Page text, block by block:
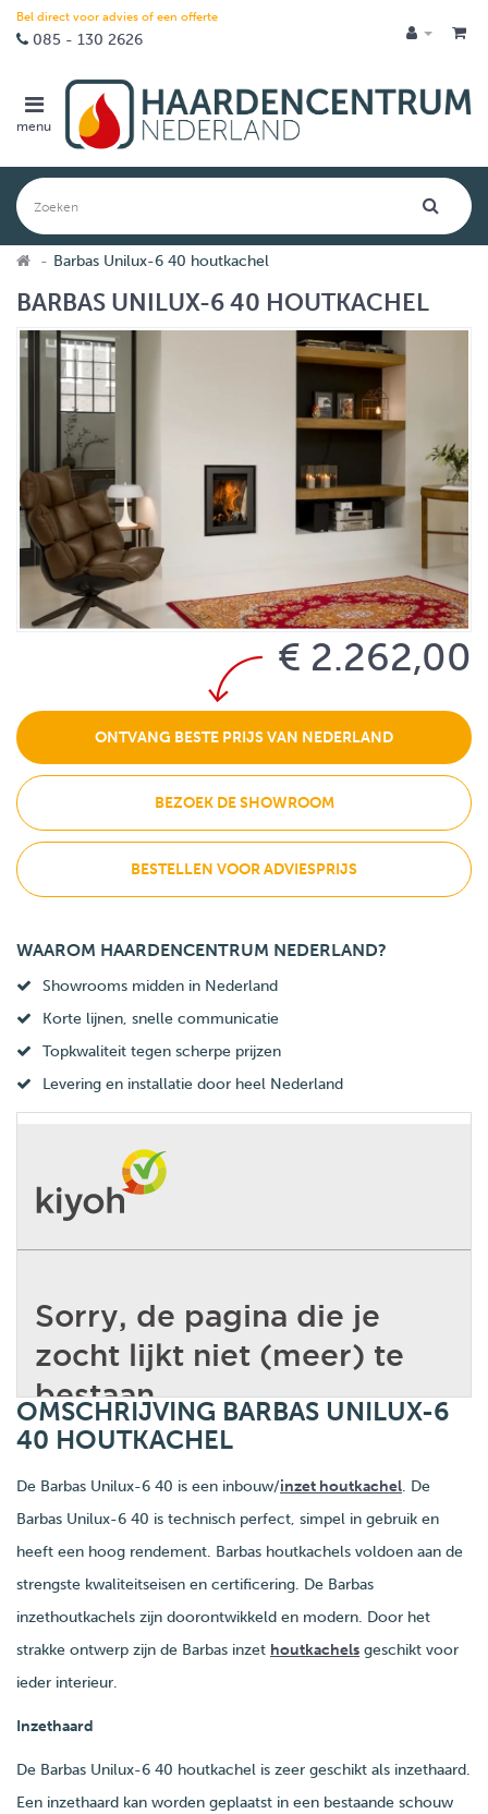
Bel direct voor advies of een offerte
085 - 130 2626
menu
Barbas Unilux-6 40 houtkachel
BARBAS UNILUX-6 40 HOUTKACHEL
€ 2.262,00
ONTVANG BESTE PRIJS VAN NEDERLAND
BEZOEK DE SHOWROOM
BESTELLEN VOOR ADVIESPRIJS
WAAROM HAARDENCENTRUM NEDERLAND?
Showrooms midden in Nederland
Korte lijnen, snelle communicatie
Topkwaliteit tegen scherpe prijzen
Levering en installatie door heel Nederland
OMSCHRIJVING BARBAS UNILUX-6
40 HOUTKACHEL
De Barbas Unilux-6 40 is een inbouw/inzet houtkachel. De
Barbas Unilux-6 40 is technisch perfect, simpel in gebruik en
heeft een hoog rendement. Barbas houtkachels voldoen aan de
strengste kwaliteitseisen en certificering. De Barbas
inzethoutkachels zijn doorontwikkeld en modern. Door het
strakke ontwerp zijn de Barbas inzet houtkachels geschikt voor
ieder interieur.
Inzethaard
De Barbas Unilux-6 40 houtkachel is zeer geschikt als inzethaard.
Een inzethaard kan worden geplaatst in een bestaande schouw